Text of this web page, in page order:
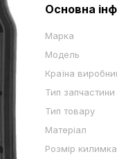
Основна
Марка
Модель
Країна
Тип запчастини
Тип товару
Матеріал
Розмір килимка